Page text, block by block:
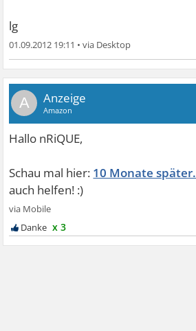
lg
01.09.2012 19:11 •
A
10 Monate später.
x 3